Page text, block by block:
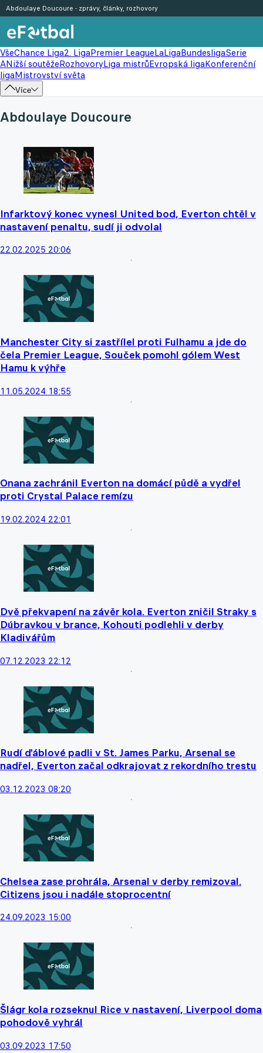
VšeChance Liga2. LigaPremier LeagueLaLigaBundesligaSerie
ANižší soutěžeRozhovoryLiga mistrůEvropská ligaKonferenční
ligaMistrovství světa
Více
Abdoulaye Doucoure - zprávy, články, rozhovory
Abdoulaye Doucoure
Infarktový konec vynesl United bod, Everton chtěl v
nastavení penaltu, sudí ji odvolal
22.02.2025 20:06
Manchester City si zastřílel proti Fulhamu a jde do
čela Premier League, Souček pomohl gólem West
Hamu k výhře
11.05.2024 18:55
Onana zachránil Everton na domácí půdě a vydřel
proti Crystal Palace remízu
19.02.2024 22:01
Dvě překvapení na závěr kola. Everton zničil Straky s
Dúbravkou v brance, Kohouti podlehli v derby
Kladivářům
07.12.2023 22:12
Rudí ďáblové padli v St. James Parku, Arsenal se
nadřel, Everton začal odkrajovat z rekordního trestu
03.12.2023 08:20
Chelsea zase prohrála, Arsenal v derby remizoval.
Citizens jsou i nadále stoprocentní
24.09.2023 15:00
Šlágr kola rozseknul Rice v nastavení, Liverpool doma
pohodově vyhrál
03.09.2023 17:50